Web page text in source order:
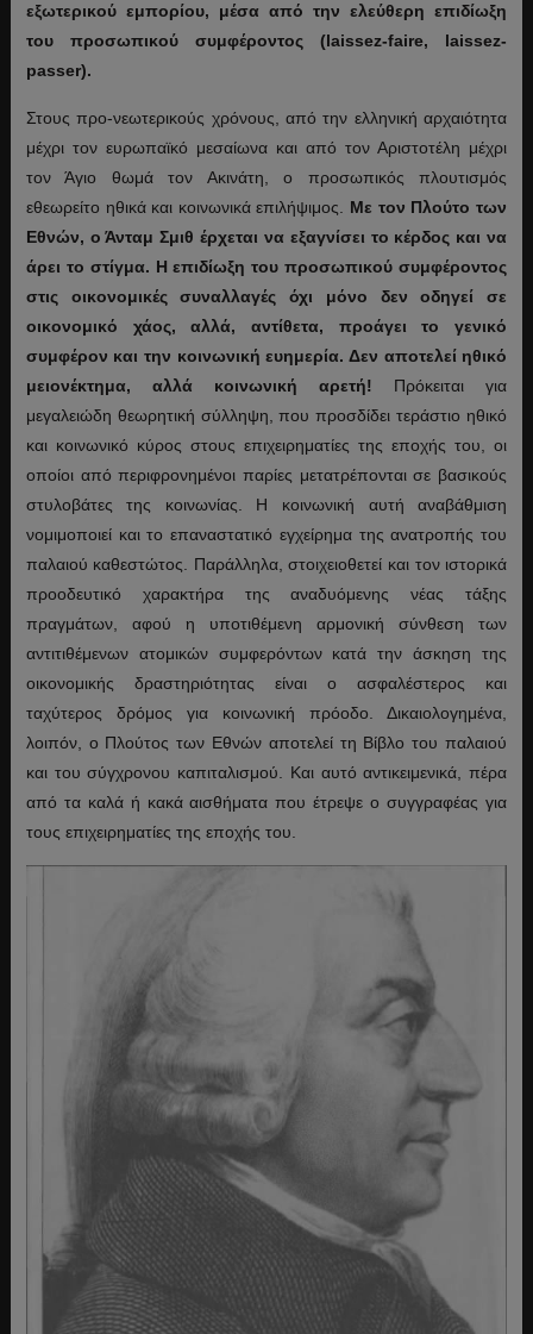
εξωτερικού εμπορίου, μέσα από την ελεύθερη επιδίωξη
του προσωπικού συμφέροντος (laissez-faire, laissez-
passer).
Στους προ-νεωτερικούς χρόνους, από την ελληνική αρχαιότητα
μέχρι τον ευρωπαϊκό μεσαίωνα και από τον Αριστοτέλη μέχρι
τον Άγιο θωμά τον Ακινάτη, ο προσωπικός πλουτισμός
εθεωρείτο ηθικά και κοινωνικά επιλήψιμος. Με τον Πλούτο των
Εθνών, ο Άνταμ Σμιθ έρχεται να εξαγνίσει το κέρδος και να
άρει το στίγμα. Η επιδίωξη του προσωπικού συμφέροντος
στις οικονομικές συναλλαγές όχι μόνο δεν οδηγεί σε
οικονομικό χάος, αλλά, αντίθετα, προάγει το γενικό
συμφέρον και την κοινωνική ευημερία. Δεν αποτελεί ηθικό
μειονέκτημα, αλλά κοινωνική αρετή! Πρόκειται για
μεγαλειώδη θεωρητική σύλληψη, που προσδίδει τεράστιο ηθικό
και κοινωνικό κύρος στους επιχειρηματίες της εποχής του, οι
οποίοι από περιφρονημένοι παρίες μετατρέπονται σε βασικούς
στυλοβάτες της κοινωνίας. Η κοινωνική αυτή αναβάθμιση
νομιμοποιεί και το επαναστατικό εγχείρημα της ανατροπής του
παλαιού καθεστώτος. Παράλληλα, στοιχειοθετεί και τον ιστορικά
προοδευτικό χαρακτήρα της αναδυόμενης νέας τάξης
πραγμάτων, αφού η υποτιθέμενη αρμονική σύνθεση των
αντιτιθέμενων ατομικών συμφερόντων κατά την άσκηση της
οικονομικής δραστηριότητας είναι ο ασφαλέστερος και
ταχύτερος δρόμος για κοινωνική πρόοδο. Δικαιολογημένα,
λοιπόν, ο Πλούτος των Εθνών αποτελεί τη Βίβλο του παλαιού
και του σύγχρονου καπιταλισμού. Και αυτό αντικειμενικά, πέρα
από τα καλά ή κακά αισθήματα που έτρεψε ο συγγραφέας για
τους επιχειρηματίες της εποχής του.